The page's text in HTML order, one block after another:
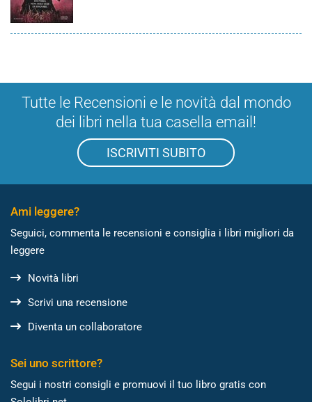
Tutte le Recensioni e le novità dal mondo
dei libri nella tua casella email!
ISCRIVITI SUBITO
Ami leggere?
Seguici, commenta le recensioni e consiglia i libri migliori da
leggere
Novità libri
Scrivi una recensione
Diventa un collaboratore
Sei uno scrittore?
Segui i nostri consigli e promuovi il tuo libro gratis con